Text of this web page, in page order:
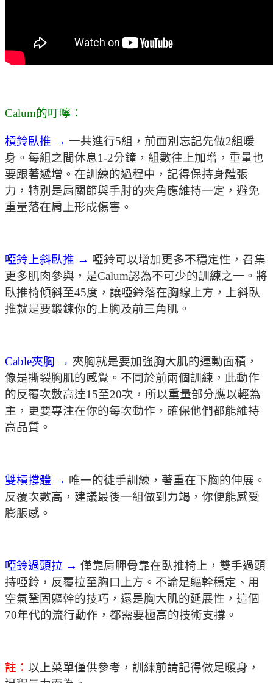
Calum的叮嚀：
槓鈴臥推 → 一共進行5組，前面別忘記先做2組暖
身。每組之間休息1-2分鐘，組數往上加增，重量也
要跟著遞增。在訓練的過程中，記得保持身體張
力，特別是肩關節與手肘的夾角應維持一定，避免
重量落在肩上形成傷害。
啞鈴上斜臥推 → 啞鈴可以增加更多不穩定性，召集
更多肌肉參與，是Calum認為不可少的訓練之一。將
臥推椅傾斜至45度，讓啞鈴落在胸線上方，上斜臥
推就是要鍛鍊你的上胸及前三角肌。
Cable夾胸 → 夾胸就是要加強胸大肌的運動面積，
像是撕裂胸肌的感覺。不同於前兩個訓練，此動作
的反覆次數高達15至20次，所以重量部分應以輕為
主，更要專注在你的每次動作，確保他們都能維持
高品質。
雙槓撐體 → 唯一的徒手訓練，著重在下胸的伸展。
反覆次數高，建議最後一組做到力竭，你便能感受
膨脹感。
啞鈴過頭拉 → 僅靠肩胛骨靠在臥推椅上，雙手過頭
持啞鈴，反覆拉至胸口上方。不論是軀幹穩定、用
空氣鞏固軀幹的技巧，還是胸大肌的延展性，這個
70年代的流行動作，都需要極高的技術支撐。
註： 以上菜單僅供參考，訓練前請記得做足暖身，